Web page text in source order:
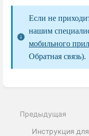
Если не
нашим
мобильного
Обратная связь).
mode
Предыдущая
Инструкция для